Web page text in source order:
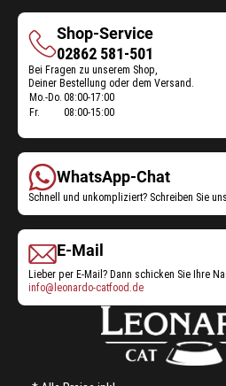
Shop-Service
Shop-
Service
02862 581-501
Bei Fragen zu unserem Shop,
Deiner Bestellung oder dem Versand.
Öffnungszeiten
Mo.-Do. 08:00-17:00
Fr.
08:00-15:00
WhatsApp-Chat
Schnell und unkompliziert? Schreiben Sie
E-Mail
Lieber per E-Mail? Dann schicken Sie Ihre
info@leonardo-catfood.de